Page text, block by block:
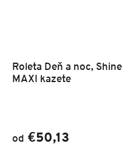
Roleta Deň a noc,
MAXI kazete
od €50,13